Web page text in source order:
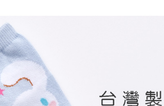
每筆NT$80，滿NT$859(含以上)免運費
宅配
每筆NT$85，滿NT$859(含以上)免運費